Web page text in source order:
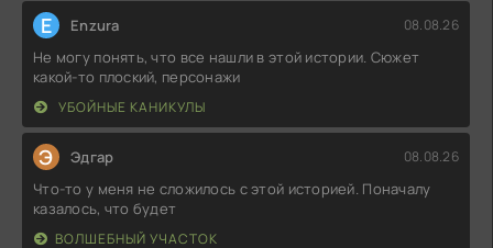
E Enzura 08.08.26
Не могу понять, что все нашли в этой истории. Сюжет
какой-то плоский, персонажи
УБОЙНЫЕ КАНИКУЛЫ
Э Эдгар 08.08.26
Что-то у меня не сложилось с этой историей. Поначалу
казалось, что будет
ВОЛШЕБНЫЙ УЧАСТОК